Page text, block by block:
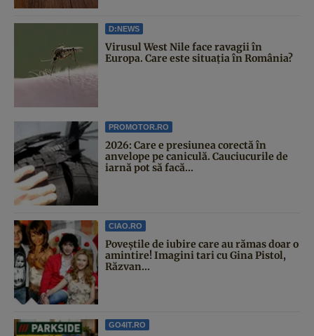
D:NEWS
Virusul West Nile face ravagii în
Europa. Care este situația în România?
PROMOTOR.RO
2026: Care e presiunea corectă în
anvelope pe caniculă. Cauciucurile de
iarnă pot să facă...
CIAO.RO
Poveştile de iubire care au rămas doar o
amintire! Imagini tari cu Gina Pistol,
Răzvan...
GO4IT.RO